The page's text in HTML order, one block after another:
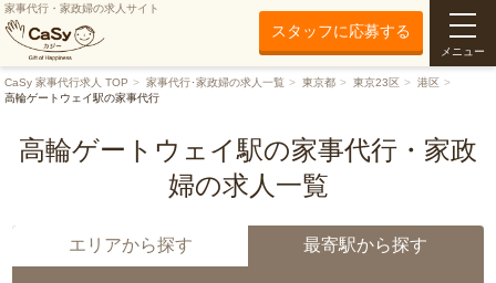
家事代行・家政婦の求人サイト
スタッフに応募する
メニュー
CaSy 家事代行求人 TOP 家事代行･家政婦の求人一覧 東京都 東京23区
港区
高輪ゲートウェイ駅の家事代行
高輪ゲートウェイ駅の家事代行・家政
婦の求人一覧
エリアから探す 最寄駅から探す